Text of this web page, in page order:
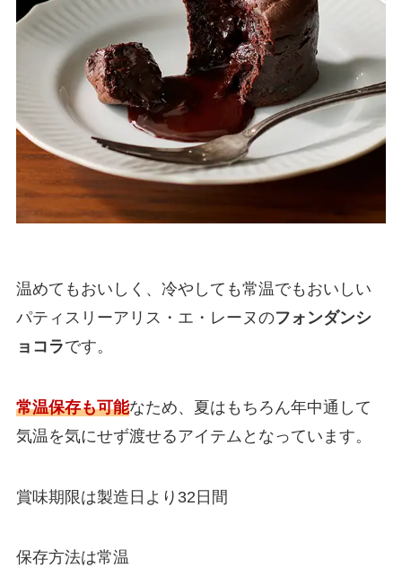
温めてもおいしく、冷やしても常温でもおいしい
パティスリーアリス・エ・レーヌのフォンダンシ
ョコラです。
常温保存も可能なため、夏はもちろん年中通して
気温を気にせず渡せるアイテムとなっています。
賞味期限は製造日より32日間
保存方法は常温